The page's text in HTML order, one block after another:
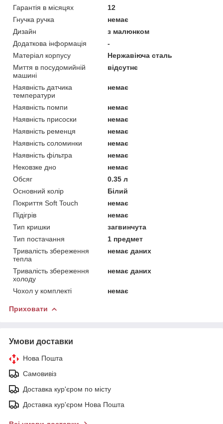
Гарантія в місяцях
12
Гнучка ручка
немає
Дизайн
з малюнком
Додаткова інформація
-
Матеріал корпусу
Нержавіюча сталь
Миття в посудомийній
машині
відсутнє
Наявність датчика
температури
немає
Наявність помпи
немає
Наявність присоски
немає
Наявність ременця
немає
Наявність соломинки
немає
Наявність фільтра
немає
Нековзке дно
немає
Обсяг
0.35 л
Основний колір
Білий
Покриття Soft Touch
немає
Підігрів
немає
Тип кришки
загвинчута
Тип постачання
1 предмет
Тривалість збереження
тепла
немає даних
Тривалість збереження
холоду
немає даних
Чохол у комплекті немає
Приховати
Умови доставки
Нова Пошта
Самовивіз
Доставка кур'єром по місту
Доставка кур'єром Нова Пошта